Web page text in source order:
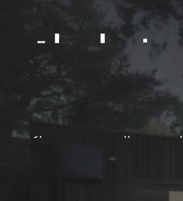
لحياة
والمصممين. نصنع لكم